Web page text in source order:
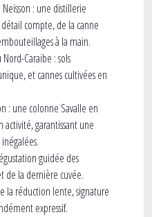
: une distillerie
compte, de la canne
à la main.
Caraïbe : sols
et cannes cultivées en
: une colonne Savalle en
activité, garantissant une
guidée des
de la dernière cuvée.
la réduction lente, signature
expressif.